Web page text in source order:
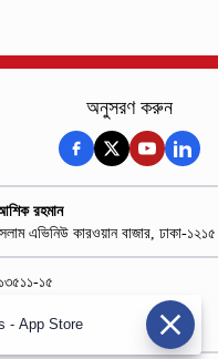
অনুসরণ করুন
রহমান
এভিনিউ কারওয়ান বাজার, ঢাকা-১২১৫
১৫
- App Store